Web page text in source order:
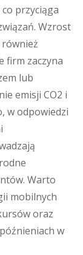
przyciąga
Wzrost
firm zaczyna
lub
emisji CO2 i
w odpowiedzi
Warto
mobilnych
oraz
w